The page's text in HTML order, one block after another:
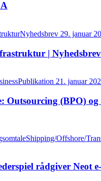
29. januar
|
21. januar
Outsourcing (BPO) og
Offshore/
rådgiver Neot